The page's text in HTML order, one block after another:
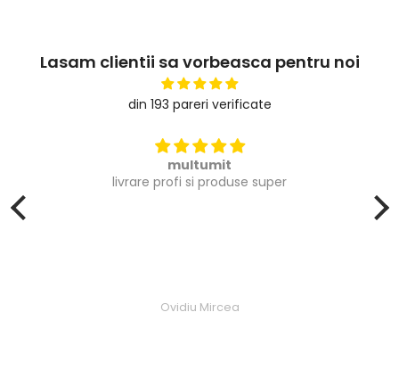
Lasam clientii sa vorbeasca pentru noi
din 193 pareri verificate
multumit
livrare profi si produse super
Ovidiu Mircea